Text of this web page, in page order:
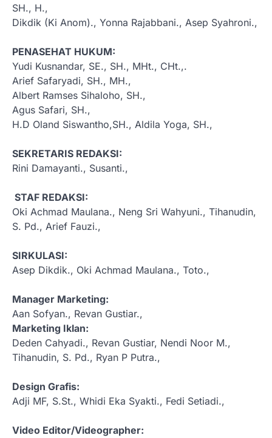
SH., H.,
Dikdik (Ki Anom)., Yonna Rajabbani., Asep Syahroni.,
PENASEHAT HUKUM:
Yudi Kusnandar, SE., SH., MHt., CHt.,.
Arief Safaryadi, SH., MH.,
Albert Ramses Sihaloho, SH.,
Agus Safari, SH.,
H.D Oland Siswantho,SH., Aldila Yoga, SH.,
SEKRETARIS REDAKSI:
Rini Damayanti., Susanti.,
STAF REDAKSI:
Oki Achmad Maulana., Neng Sri Wahyuni., Tihanudin,
S. Pd., Arief Fauzi.,
SIRKULASI:
Asep Dikdik., Oki Achmad Maulana., Toto.,
Manager Marketing:
Aan Sofyan., Revan Gustiar.,
Marketing Iklan:
Deden Cahyadi., Revan Gustiar, Nendi Noor M.,
Tihanudin, S. Pd., Ryan P Putra.,
Design Grafis:
Adji MF, S.St., Whidi Eka Syakti., Fedi Setiadi.,
Video Editor/Videographer: